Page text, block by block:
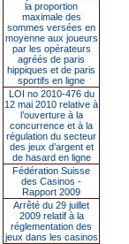
la proportion
maximale des
sommes versées en
moyenne aux joueurs
par les opérateurs
agréés de paris
hippiques et de paris
sportifs en ligne
LOI no 2010-476 du
12 mai 2010 relative à
l’ouverture à la
concurrence et à la
régulation du secteur
des jeux d’argent et
de hasard en ligne
Fédération Suisse
des Casinos -
Rapport 2009
Arrêté du 29 juillet
2009 relatif à la
réglementation des
jeux dans les casinos